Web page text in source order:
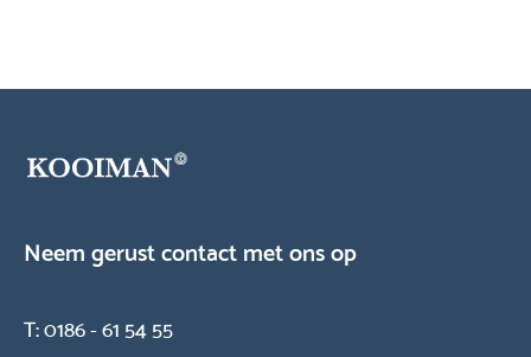
Neem gerust contact met ons op
T:0186 - 61 54 55